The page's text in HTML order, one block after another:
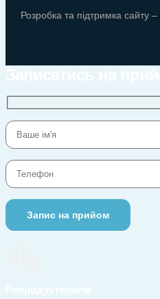
Розробка та підтримка сайту –